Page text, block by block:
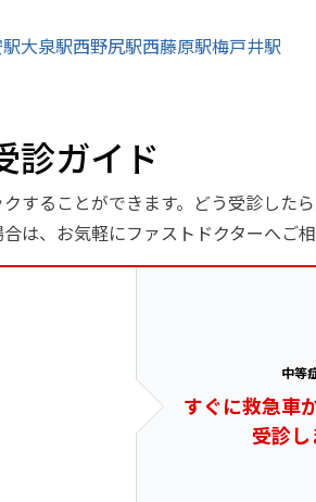
大泉駅西野尻駅西藤原駅梅戸井駅
診ガイド
することができます。どう受診した
は、お気軽にファストドクターへご
中等
すぐに救急車
受診